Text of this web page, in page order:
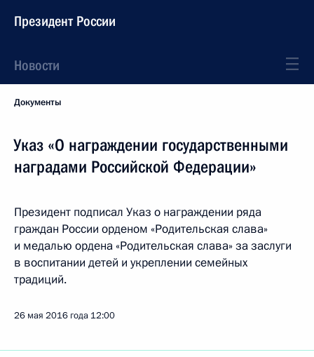
Президент России
Новости
Документы
Указ «О награждении государственными
наградами Российской Федерации»
Президент подписал Указ о награждении ряда
граждан России орденом «Родительская слава»
и медалью ордена «Родительская слава» за заслуги
в воспитании детей и укреплении семейных
традиций.
26 мая 2016 года 12:00